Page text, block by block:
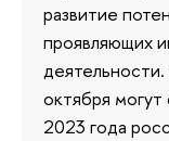
развитие
проявляющих
октября
2023 года